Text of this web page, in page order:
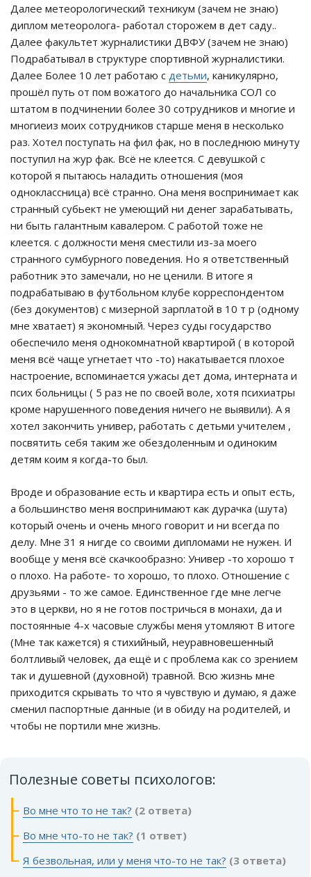
Далее метеорологический техникум (зачем не знаю)
диплом метеоролога- работал сторожем в дет саду..
Далее факультет журналистики ДВФУ (зачем не знаю)
Подрабатывал в структуре спортивной журналистики.
Далее Более 10 лет работаю с детьми, каникулярно,
прошёл путь от пом вожатого до начальника СОЛ со
штатом в подчинении более 30 сотрудников и многие и
многиеиз моих сотрудников старше меня в несколько
раз. Хотел поступать на фил фак, но в последнюю минуту
поступил на жур фак. Всё не клеется. С девушкой с
которой я пытаюсь наладить отношения (моя
одноклассница) всё странно. Она меня воспринимает как
странный субьект не умеющий ни денег зарабатывать,
ни быть галантным кавалером. С работой тоже не
клеется. с должности меня сместили из-за моего
странного сумбурного поведения. Но я ответственный
работник это замечали, но не ценили. В итоге я
подрабатываю в футбольном клубе корреспондентом
(без документов) с мизерной зарплатой в 10 т р (одному
мне хватает) я экономный. Через суды государство
обеспечило меня однокомнатной квартирой ( в которой
меня всё чаще угнетает что -то) накатывается плохое
настроение, вспоминается ужасы дет дома, интерната и
псих больницы ( 5 раз не по своей воле, хотя психиатры
кроме нарушенного поведения ничего не выявили). А я
хотел закончить универ, работать с детьми учителем ,
посвятить себя таким же обездоленным и одиноким
детям коим я когда-то был.
Вроде и образование есть и квартира есть и опыт есть,
а большинство меня воспринимают как дурачка (шута)
который очень и очень много говорит и ни всегда по
делу. Мне 31 я нигде со своими дипломами не нужен. И
вообще у меня всё скачкообразно: Универ -то хорошо т
о плохо. На работе- то хорошо, то плохо. Отношение с
друзьями - то же самое. Единственное где мне легче
это в церкви, но я не готов постричься в монахи, да и
постоянные 4-х часовые службы меня утомляют В итоге
(Мне так кажется) я стихийный, неуравновешенный
болтливый человек, да ещё и с проблема как со зрением
так и душевной (духовной) травной. Всю жизнь мне
приходится скрывать то что я чувствую и думаю, я даже
сменил паспортные данные (и в обиду на родителей, и
чтобы не портили мне жизнь.
Полезные советы психологов:
Во мне что то не так? (2 ответа)
Во мне что-то не так? (1 ответ)
Я безвольная, или у меня что-то не так? (3 ответа)